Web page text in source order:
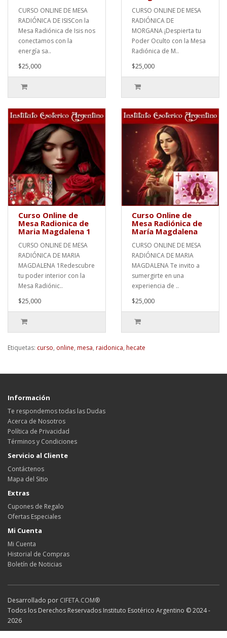
CURSO ONLINE DE MESA
RADIÓNICA DE ISISCon la
Mesa Radiónica de Isis nos
conectamos con la
energía sa..
$25,000
CURSO ONLINE DE MESA
RADIÓNICA DE
MORGANA ¡Despierta tu
Poder Oculto con la Mesa
Radiónica de M..
$25,000
Curso Online de
Mesa Radionica de
Maria Magdalena 1
CURSO ONLINE DE MESA
RADIÓNICA DE MARIA
MAGDALENA 1Redescubre
tu poder interior con la
Mesa Radiónic..
$25,000
Curso Online de
Mesa Radiónica de
María Magdalena
CURSO ONLINE DE MESA
RADIÓNICA DE MARIA
MAGDALENA Te invito a
sumergirte en una
experiencia de ..
$25,000
Etiquetas: curso, online, mesa, raidonica, hecate
Información
Te respondemos todas las Dudas
Acerca de Nosotros
Política de Privacidad
Términos y Condiciones
Servicio al Cliente
Contáctenos
Mapa del Sitio
Extras
Cupones de Regalo
Ofertas Especiales
Mi Cuenta
Mi Cuenta
Historial de Compras
Boletín de Noticias
Desarrollado por CIFETA.COM®
Todos los Derechos Reservados Instituto Esotérico Argentino © 2024 -
2026